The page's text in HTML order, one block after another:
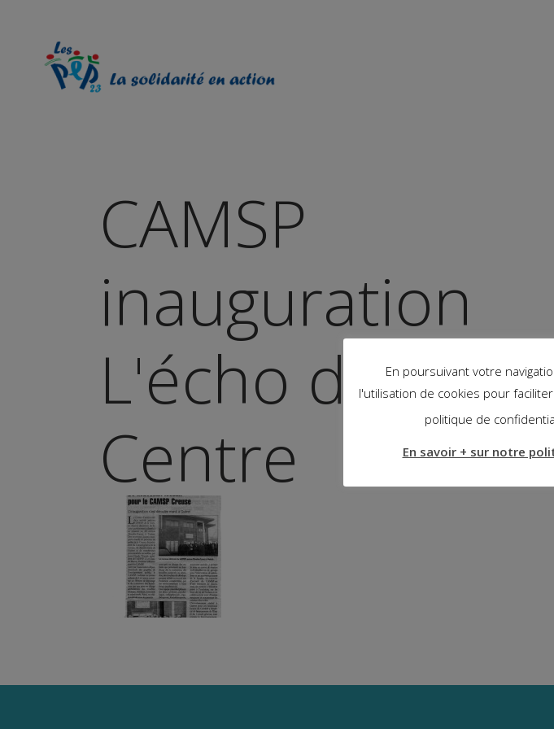
CAMSP
inauguration
L'écho du
Centre
En poursuivant votre
l'utilisation de cookies pour
politique de
En savoir + sur notre